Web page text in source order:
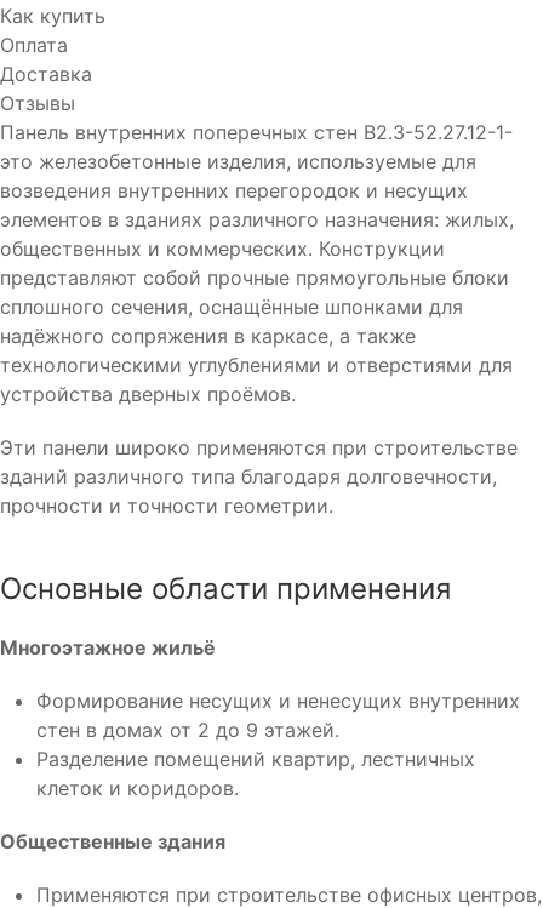
Как купить
Оплата
Доставка
Отзывы
Панель внутренних поперечных стен В2.3-52.27.12-1-
это железобетонные изделия, используемые для
возведения внутренних перегородок и несущих
элементов в зданиях различного назначения: жилых,
общественных и коммерческих. Конструкции
представляют собой прочные прямоугольные блоки
сплошного сечения, оснащённые шпонками для
надёжного сопряжения в каркасе, а также
технологическими углублениями и отверстиями для
устройства дверных проёмов.
Эти панели широко применяются при строительстве
зданий различного типа благодаря долговечности,
прочности и точности геометрии.
Основные области применения
Многоэтажное жильё
Формирование несущих и ненесущих внутренних
стен в домах от 2 до 9 этажей.
Разделение помещений квартир, лестничных
клеток и коридоров.
Общественные здания
Применяются при строительстве офисных центров,